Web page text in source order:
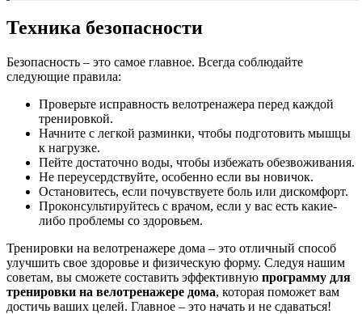
Техника безопасности
Безопасность – это самое главное. Всегда соблюдайте
следующие правила:
Проверьте исправность велотренажера перед каждой
тренировкой.
Начните с легкой разминки, чтобы подготовить мышцы
к нагрузке.
Пейте достаточно воды, чтобы избежать обезвоживания.
Не переусердствуйте, особенно если вы новичок.
Остановитесь, если почувствуете боль или дискомфорт.
Проконсультируйтесь с врачом, если у вас есть какие-
либо проблемы со здоровьем.
Тренировки на велотренажере дома – это отличный способ
улучшить свое здоровье и физическую форму. Следуя нашим
советам, вы сможете составить эффективную программу для
тренировки на велотренажере дома, которая поможет вам
достичь ваших целей. Главное – это начать и не сдаваться!